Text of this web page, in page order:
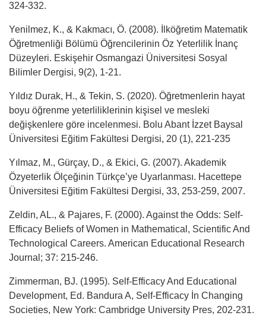
324-332.
Yenilmez, K., & Kakmacı, Ö. (2008). İlköğretim Matematik
Öğretmenliği Bölümü Öğrencilerinin Öz Yeterlilik İnanç
Düzeyleri. Eskişehir Osmangazi Üniversitesi Sosyal
Bilimler Dergisi, 9(2), 1-21.
Yıldız Durak, H., & Tekin, S. (2020). Öğretmenlerin hayat
boyu öğrenme yeterliliklerinin kişisel ve mesleki
değişkenlere göre incelenmesi. Bolu Abant İzzet Baysal
Üniversitesi Eğitim Fakültesi Dergisi, 20 (1), 221-235
Yılmaz, M., Gürçay, D., & Ekici, G. (2007). Akademik
Özyeterlik Ölçeğinin Türkçe’ye Uyarlanması. Hacettepe
Üniversitesi Eğitim Fakültesi Dergisi, 33, 253-259, 2007.
Zeldin, AL., & Pajares, F. (2000). Against the Odds: Self-
Efficacy Beliefs of Women in Mathematical, Scientific And
Technological Careers. American Educational Research
Journal; 37: 215-246.
Zimmerman, BJ. (1995). Self-Efficacy And Educational
Development, Ed. Bandura A, Self-Efficacy İn Changing
Societies, New York: Cambridge University Pres, 202-231.